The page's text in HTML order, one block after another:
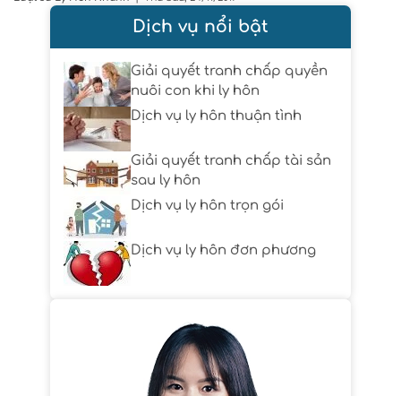
Dịch vụ nổi bật
Giải quyết tranh chấp quyền
nuôi con khi ly hôn
Dịch vụ ly hôn thuận tình
Giải quyết tranh chấp tài sản
sau ly hôn
Dịch vụ ly hôn trọn gói
Dịch vụ ly hôn đơn phương